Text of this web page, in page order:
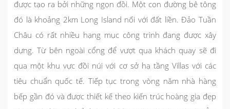
được tạo ra bởi những ngọn đồi. Một con đường bê tông
đó là khoảng 2km Long Island nối với đất liền. Đảo Tuần
Châu có rất nhiều hạng mục công trình đang được xây
dựng. Từ bên ngoài cổng để vượt qua khách quay sẽ đi
qua một khu vực đồi núi với cơ sở hạ tầng Villas với các
tiêu chuẩn quốc tế. Tiếp tục trong vòng năm nhà hàng
bếp gần đó và được thiết kế theo kiến ​​trúc hoàng gia đẹp